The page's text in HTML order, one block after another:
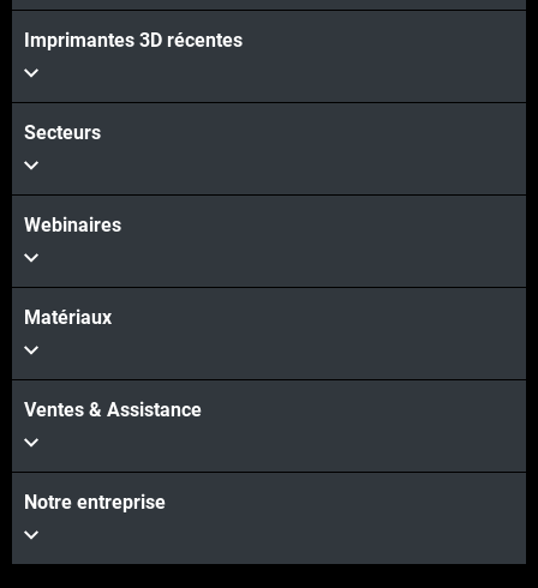
Imprimantes 3D récentes
Secteurs
Webinaires
Matériaux
Ventes & Assistance
Notre entreprise